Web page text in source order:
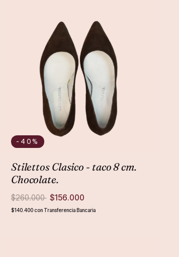
-40%
Stilettos Clasico - taco 8 cm.
Chocolate.
$260.000 $156.000
$140.400 con Transferencia Bancaria